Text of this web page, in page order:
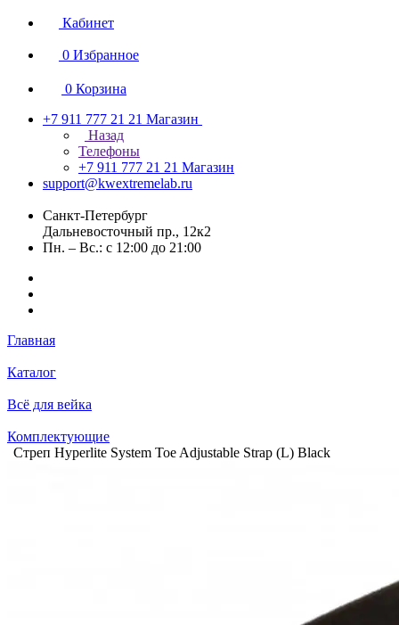
Кабинет
0 Избранное
0 Корзина
+7 911 777 21 21 Магазин
Назад
Телефоны
+7 911 777 21 21 Магазин
support@kwextremelab.ru
Санкт-Петербург
Дальневосточный пр., 12к2
Пн. – Вс.: с 12:00 до 21:00
Главная
Каталог
Всё для вейка
Комплектующие
Cтреп Hyperlite System Toe Adjustable Strap (L) Black